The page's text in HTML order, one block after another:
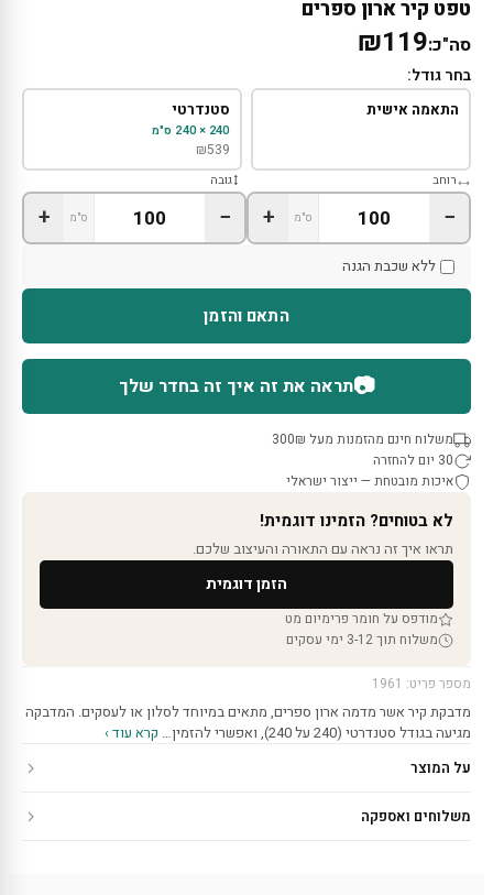
טפט קיר ארון ספרים
סה"כ:₪119
בחר גודל:
התאמה אישית סטנדרטי
240 × 240 ס"מ
₪539
רוחב
− ס"מ +
גובה
− ס"מ +
ללא שכבת הגנה
התאם והזמן
📷תראה את זה איך זה בחדר שלך
משלוח חינם מהזמנות מעל 300₪
30 יום להחזרה
איכות מובטחת — ייצור ישראלי
לא בטוחים? הזמינו דוגמית!
תראו איך זה נראה עם התאורה והעיצוב שלכם.
הזמן דוגמית
מודפס על חומר פרימיום מט
משלוח תוך 3-12 ימי עסקים
מספר פריט: 1961
מדבקת קיר אשר מדמה ארון ספרים, מתאים במיוחד לסלון או לעסקים. המדבקה
מגיעה בגודל סטנדרטי (240 על 240), ואפשרי להזמין…
קרא עוד ›
על המוצר
משלוחים ואספקה